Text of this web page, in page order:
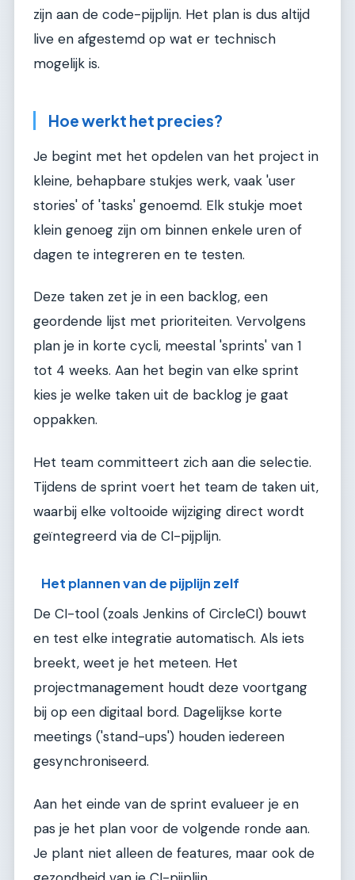
zijn aan de code-pijplijn. Het plan is dus altijd
live en afgestemd op wat er technisch
mogelijk is.
Hoe werkt het precies?
Je begint met het opdelen van het project in
kleine, behapbare stukjes werk, vaak 'user
stories' of 'tasks' genoemd. Elk stukje moet
klein genoeg zijn om binnen enkele uren of
dagen te integreren en te testen.
Deze taken zet je in een backlog, een
geordende lijst met prioriteiten. Vervolgens
plan je in korte cycli, meestal 'sprints' van 1
tot 4 weeks. Aan het begin van elke sprint
kies je welke taken uit de backlog je gaat
oppakken.
Het team committeert zich aan die selectie.
Tijdens de sprint voert het team de taken uit,
waarbij elke voltooide wijziging direct wordt
geïntegreerd via de CI-pijplijn.
Het plannen van de pijplijn zelf
De CI-tool (zoals Jenkins of CircleCI) bouwt
en test elke integratie automatisch. Als iets
breekt, weet je het meteen. Het
projectmanagement houdt deze voortgang
bij op een digitaal bord. Dagelijkse korte
meetings ('stand-ups') houden iedereen
gesynchroniseerd.
Aan het einde van de sprint evalueer je en
pas je het plan voor de volgende ronde aan.
Je plant niet alleen de features, maar ook de